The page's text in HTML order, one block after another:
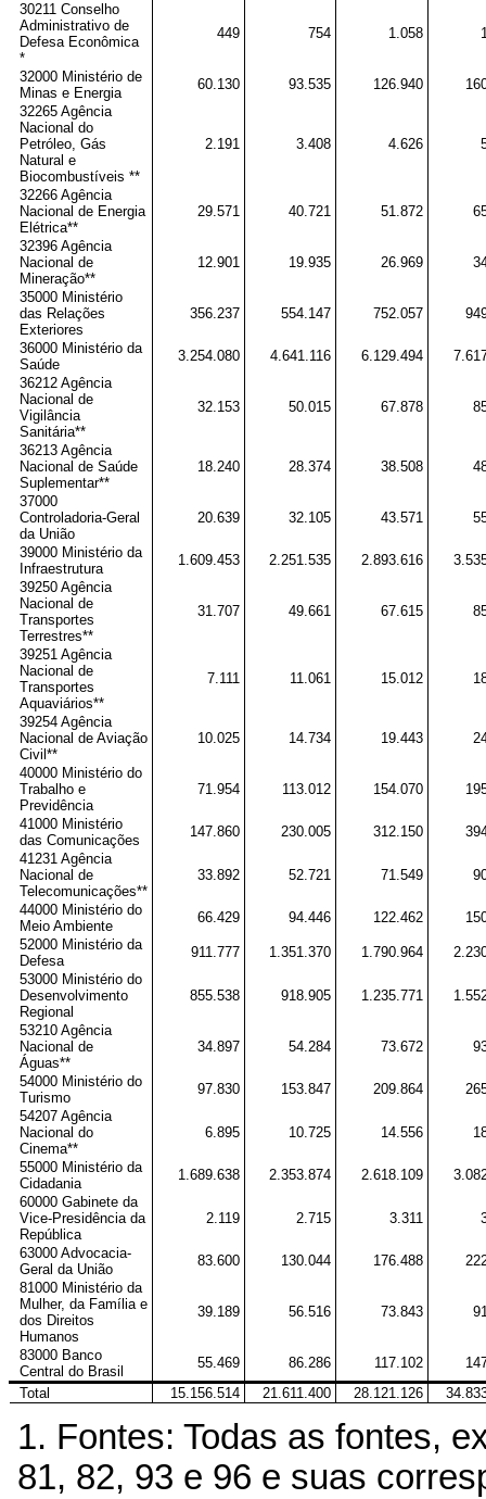
30211 Conselho
Administrativo de
Defesa Econômica
*
449 754 1.058
32000 Ministério de
Minas e Energia
60.130 93.535 126.940
32265 Agência
Nacional do
Petróleo, Gás
Natural e
Biocombustíveis **
2.191 3.408 4.626
32266 Agência
Nacional de Energia
Elétrica**
29.571 40.721 51.872
32396 Agência
Nacional de
Mineração**
12.901 19.935 26.969
35000 Ministério
das Relações
Exteriores
356.237 554.147 752.057
36000 Ministério da
Saúde
3.254.080 4.641.116 6.129.494
36212 Agência
Nacional de
Vigilância
Sanitária**
32.153 50.015 67.878
36213 Agência
Nacional de Saúde
Suplementar**
18.240 28.374 38.508
37000
Controladoria-Geral
da União
20.639 32.105 43.571
39000 Ministério da
Infraestrutura
1.609.453 2.251.535 2.893.616
39250 Agência
Nacional de
Transportes
Terrestres**
31.707 49.661 67.615
39251 Agência
Nacional de
Transportes
Aquaviários**
7.111 11.061 15.012
39254 Agência
Nacional de Aviação
Civil**
10.025 14.734 19.443
40000 Ministério do
Trabalho e
Previdência
71.954 113.012 154.070
41000 Ministério
das Comunicações
147.860 230.005 312.150
41231 Agência
Nacional de
Telecomunicações**
33.892 52.721 71.549
44000 Ministério do
Meio Ambiente
66.429 94.446 122.462
52000 Ministério da
Defesa
911.777 1.351.370 1.790.964
53000 Ministério do
Desenvolvimento
Regional
855.538 918.905 1.235.771
53210 Agência
Nacional de
Águas**
34.897 54.284 73.672
54000 Ministério do
Turismo
97.830 153.847 209.864
54207 Agência
Nacional do
Cinema**
6.895 10.725 14.556
55000 Ministério da
Cidadania
1.689.638 2.353.874 2.618.109
60000 Gabinete da
Vice-Presidência da
República
2.119 2.715 3.311
63000 Advocacia-
Geral da União
83.600 130.044 176.488
81000 Ministério da
Mulher, da Família e
dos Direitos
Humanos
39.189 56.516 73.843
83000 Banco
Central do Brasil
55.469 86.286 117.102
Total
15.156.514 21.611.400 28.121.126
1. Fontes: Todas as fontes,
81, 82, 93 e 96 e suas